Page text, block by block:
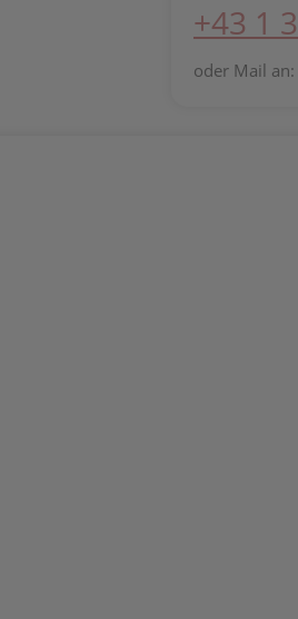
+43 1
oder Mail an: